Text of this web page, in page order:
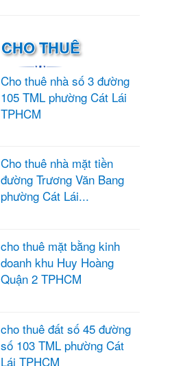
CHO THUÊ
Cho thuê nhà số 3 đường
105 TML phường Cát Lái
TPHCM
Cho thuê nhà mặt tiền
đường Trương Văn Bang
phường Cát Lái...
cho thuê mặt bằng kinh
doanh khu Huy Hoàng
Quận 2 TPHCM
cho thuê đất số 45 đường
số 103 TML phường Cát
Lái TPHCM